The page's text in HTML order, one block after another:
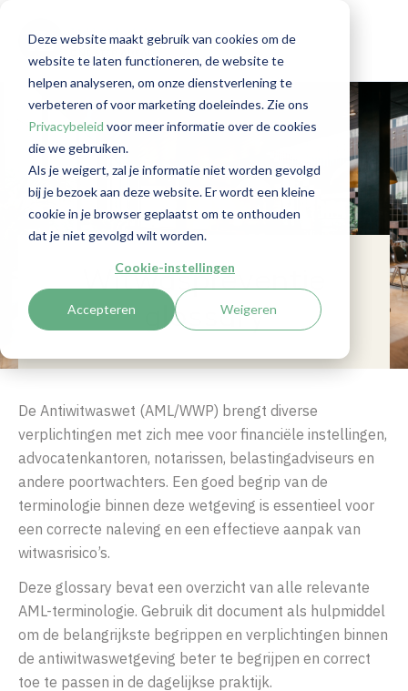
Deze website maakt gebruik van cookies om de
website te laten functioneren, de website te
helpen analyseren, om onze dienstverlening te
verbeteren of voor marketing doeleindes. Zie ons
Privacybeleid voor meer informatie over de cookies
die we gebruiken.
Als je weigert, zal je informatie niet worden gevolgd
bij je bezoek aan deze website. Er wordt een kleine
cookie in je browser geplaatst om te onthouden
dat je niet gevolgd wilt worden.
Cookie-instellingen
Accepteren Weigeren
Witwaspreventie
glossary
De Antiwitwaswet (AML/WWP) brengt diverse
verplichtingen met zich mee voor financiële instellingen,
advocatenkantoren, notarissen, belastingadviseurs en
andere poortwachters. Een goed begrip van de
terminologie binnen deze wetgeving is essentieel voor
een correcte naleving en een effectieve aanpak van
witwasrisico’s.
Deze glossary bevat een overzicht van alle relevante
AML-terminologie. Gebruik dit document als hulpmiddel
om de belangrijkste begrippen en verplichtingen binnen
de antiwitwaswetgeving beter te begrijpen en correct
toe te passen in de dagelijkse praktijk.